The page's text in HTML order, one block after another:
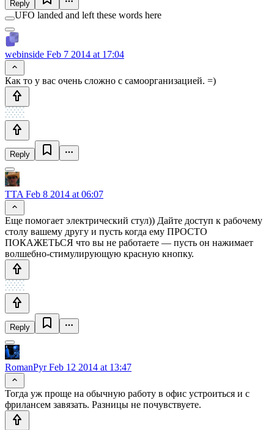
Reply
UFO landed and left these words here
webinside Feb 7 2014 at 17:04
Как то у вас очень сложно с самоорганизацией. =)
Reply
TTA Feb 8 2014 at 06:07
Еще помогает электрический стул)) Дайте доступ к рабочему
столу вашему другу и пусть когда ему ПРОСТО
ПОКАЖЕТЬСЯ что вы не работаете — пусть он нажимает
волшебно-стимулирующую красную кнопку.
Reply
RomanPyrFeb 12 2014 at 13:47
Тогда уж проще на обычную работу в офис устроиться и с
фрилансем завязать. Разницы не почувствуете.